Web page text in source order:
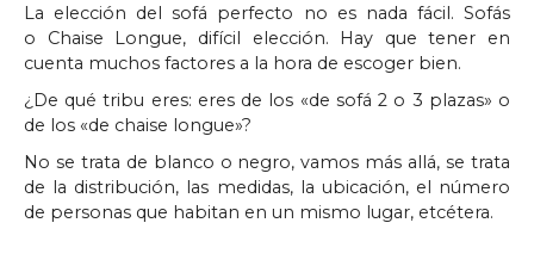
La elección del sofá perfecto no es nada fácil. Sofás
o Chaise Longue, difícil elección. Hay que tener en
cuenta muchos factores a la hora de escoger bien.
¿De qué tribu eres: eres de los «de sofá 2 o 3 plazas» o
de los «de chaise longue»?
No se trata de blanco o negro, vamos más allá, se trata
de la distribución, las medidas, la ubicación, el número
de personas que habitan en un mismo lugar, etcétera.